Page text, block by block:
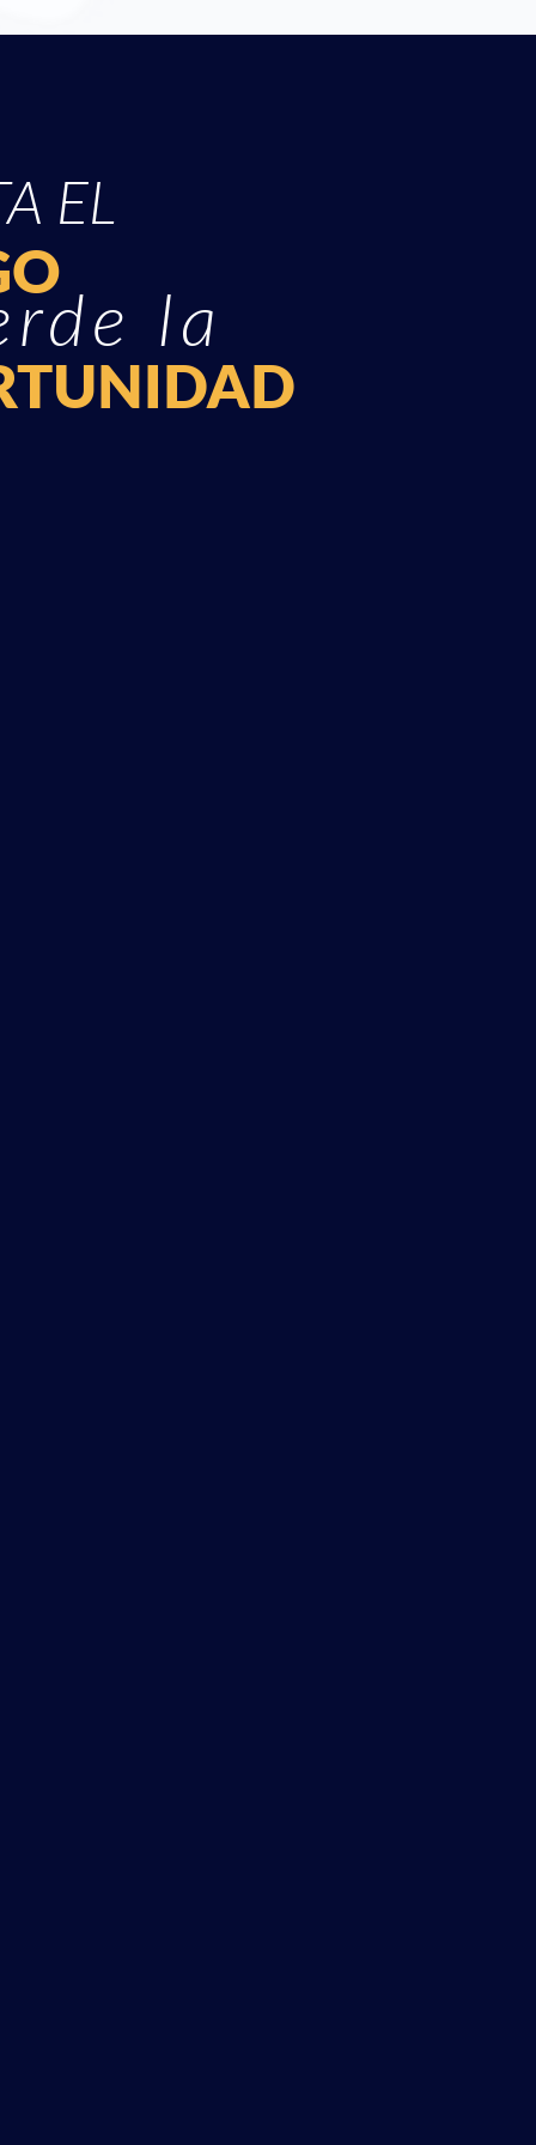
escolares, que servirán a
su estrategia para los
EL
la